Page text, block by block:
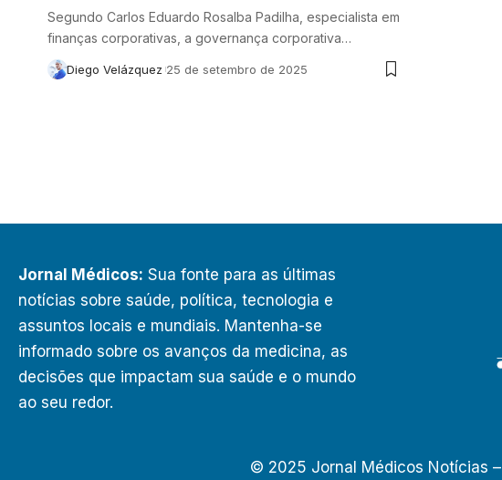
Segundo Carlos Eduardo Rosalba Padilha, especialista em
finanças corporativas, a governança corporativa…
Diego Velázquez 25 de setembro de 2025
Jornal Médicos: Sua fonte para as últimas
notícias sobre saúde, política, tecnologia e
assuntos locais e mundiais. Mantenha-se
informado sobre os avanços da medicina, as
decisões que impactam sua saúde e o mundo
ao seu redor.
© 2025 Jornal Médicos Notícias –